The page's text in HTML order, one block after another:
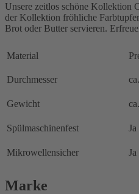
Unsere zeitlos schöne Kollektion
der Kollektion fröhliche
Brot oder Butter servieren.
Material
Durchmesser
Gewicht
Spülmaschinenfest Ja
Mikrowellensicher Ja
Marke